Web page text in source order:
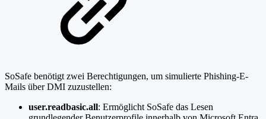
SoSafe benötigt zwei Berechtigungen, um simulierte Phishing-E-
Mails über DMI zuzustellen:
user.readbasic.all: Ermöglicht SoSafe das Lesen